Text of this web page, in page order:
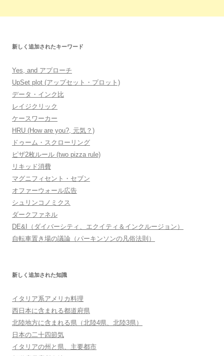
新しく追加されたキーワード
Yes, and アプローチ
UpSet plot (アップセット・プロット)
データ・インク比
レイジクリック
ケースワーカー
HRU (How are you?, 元気？)
ドゥーム・スクローリング
ピザ2枚ルール (two pizza rule)
リキッド消費
マグニフィセント・セブン
オファーウォール広告
シュリンコノミクス
ダークファネル
DE&I（ダイバーシティ、エクイティ＆インクルージョン）
自転車置き場の議論（パーキンソンの凡俗法則）
新しく追加された知識
イタリア系アメリカ料理
西日本に含まれる都道府県
北陸地方に含まれる県（北陸4県、北陸3県）
日本の二十四節気
イタリアの州と県、主要都市